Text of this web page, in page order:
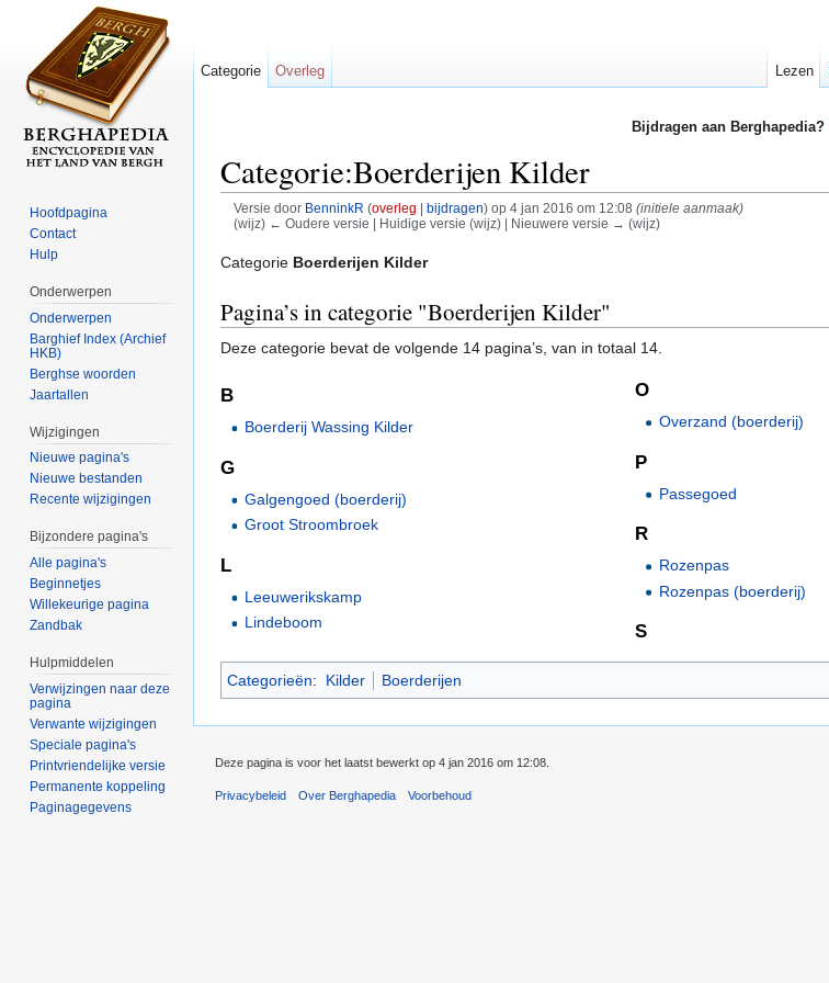
Bijdragen aan Berghapedia?
Categorie:Boerderijen Kilder
Versie door BenninkR (overleg bijdragen)op 4 jan 2016 om 12:08 (initiele aanmaak)
(wijz) ← Oudere versie | Huidige versie (wijz) | Nieuwere versie → (wijz)
Categorie Boerderijen Kilder
Pagina’s in categorie "Boerderijen Kilder"
Deze categorie bevat de volgende 14 pagina’s, van in totaal 14.
B
Boerderij Wassing Kilder
G
Galgengoed (boerderij)
Groot Stroombroek
L
Leeuwerikskamp
Lindeboom
O
Overzand (boerderij)
P
Passegoed
R
Rozenpas
Rozenpas (boerderij)
S
Categorieën: Kilder Boerderijen
Categorie Overleg Lezen
Hoofdpagina
Contact
Hulp
Onderwerpen
Onderwerpen
Barghief Index (Archief
HKB)
Berghse woorden
Jaartallen
Wijzigingen
Nieuwe pagina's
Nieuwe bestanden
Recente wijzigingen
Bijzondere pagina's
Alle pagina's
Beginnetjes
Willekeurige pagina
Zandbak
Hulpmiddelen
Verwijzingen naar deze
pagina
Verwante wijzigingen
Speciale pagina's
Printvriendelijke versie
Permanente koppeling
Paginagegevens
Deze pagina is voor het laatst bewerkt op 4 jan 2016 om 12:08.
Privacybeleid Over Berghapedia Voorbehoud